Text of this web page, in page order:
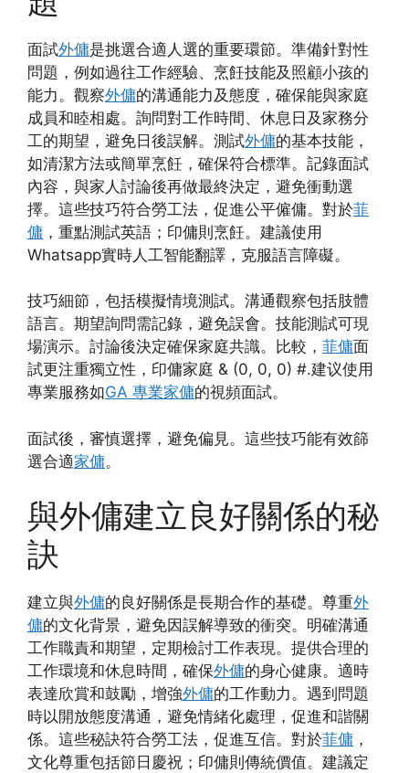
面試外傭是挑選合適人選的重要環節。準備針對性
問題，例如過往工作經驗、烹飪技能及照顧小孩的
能力。觀察外傭的溝通能力及態度，確保能與家庭
成員和睦相處。詢問對工作時間、休息日及家務分
工的期望，避免日後誤解。測試外傭的基本技能，
如清潔方法或簡單烹飪，確保符合標準。記錄面試
內容，與家人討論後再做最終決定，避免衝動選
擇。這些技巧符合勞工法，促進公平僱傭。對於菲
傭 ，重點測試英語；印傭則烹飪。建議使用
Whatsapp實時人工智能翻譯，克服語言障礙。
技巧細節，包括模擬情境測試。溝通觀察包括肢體
語言。期望詢問需記錄，避免誤會。技能測試可現
場演示。討論後決定確保家庭共識。比較， 菲傭面
試更注重獨立性，印傭家庭 & (0, 0, 0) #.建议使用
專業服務如GA 專業家傭的視頻面試。
面試後，審慎選擇，避免偏見。這些技巧能有效篩
選合適家傭。
與外傭建立良好關係的秘
訣
建立與外傭的良好關係是長期合作的基礎。尊重外
傭的文化背景，避免因誤解導致的衝突。明確溝通
工作職責和期望，定期檢討工作表現。提供合理的
工作環境和休息時間，確保外傭的身心健康。適時
表達欣賞和鼓勵，增強外傭的工作動力。遇到問題
時以開放態度溝通，避免情緒化處理，促進和諧關
係。這些秘訣符合勞工法，促進互信。對於菲傭 ，
文化尊重包括節日慶祝；印傭則傳統價值。建議定